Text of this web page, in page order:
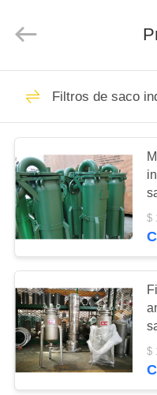
CASA
PRODUTOS
VÍDEOS
QUEM
SOMOS
VISITA
FÁBRICA
(CHINA)
CO.,
de disco
Filtros de saco
$
$